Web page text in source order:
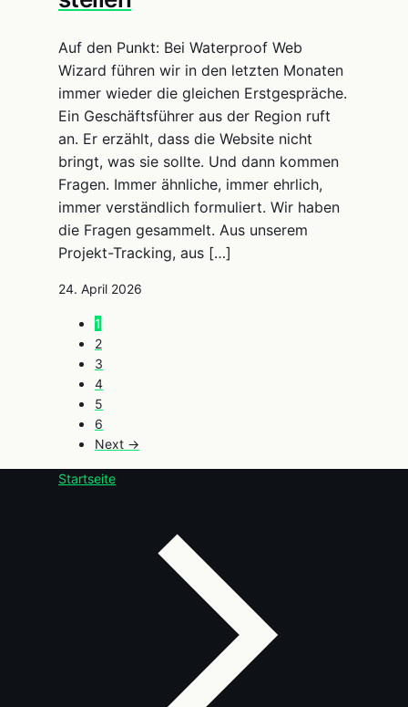
Auf den Punkt: Bei Waterproof Web
Wizard führen wir in den letzten Monaten
immer wieder die gleichen Erstgespräche.
Ein Geschäftsführer aus der Region ruft
an. Er erzählt, dass die Website nicht
bringt, was sie sollte. Und dann kommen
Fragen. Immer ähnliche, immer ehrlich,
immer verständlich formuliert. Wir haben
die Fragen gesammelt. Aus unserem
Projekt-Tracking, aus […]
24. April 2026
1
2
3
4
5
6
Next →
Startseite